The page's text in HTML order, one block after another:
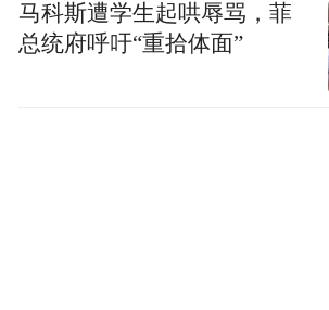
马科斯遭学生起哄辱骂，菲
总统府呼吁“重拾体面”